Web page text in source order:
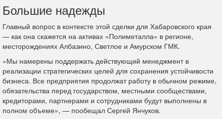
Большие надежды
Главный вопрос в контексте этой сделки для Хабаровского края
— как она скажется на активах «Полиметалла» в регионе,
месторождениях Албазино, Светлое и Амурском ГМК.
«Мы намерены поддержать действующий менеджмент в
реализации стратегических целей для сохранения устойчивости
бизнеса. Все предприятия продолжат работу в обычном режиме,
обязательства перед государством, местными сообществами,
кредиторами, партнерами и сотрудниками будут выполнены в
полном объеме», — пообещал Сергей Янчуков.